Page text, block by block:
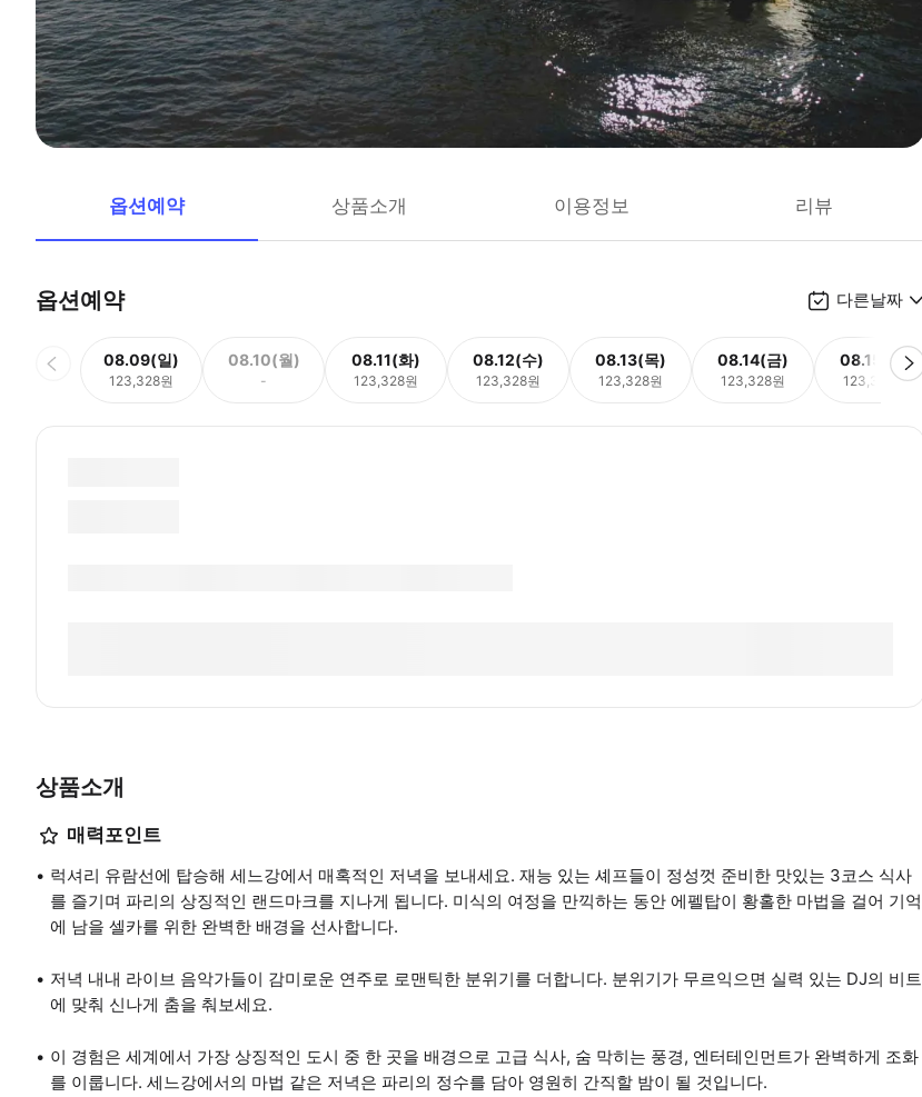
옵션예약 상품소개 이용정보 리뷰
옵션예약 다른날짜
08.09(일)
123,328원
08.10(월)
-
08.11(화)
123,328원
08.12(수)
123,328원
08.13(목)
123,328원
08.14(금)
123,328원
08.15(토)
123,328원
상품소개
매력포인트
럭셔리 유람선에 탑승해 세느강에서 매혹적인 저녁을 보내세요. 재능 있는 셰프들이 정성껏 준비한 맛있는 3코스 식사
를 즐기며 파리의 상징적인 랜드마크를 지나게 됩니다. 미식의 여정을 만끽하는 동안 에펠탑이 황홀한 마법을 걸어 기억
에 남을 셀카를 위한 완벽한 배경을 선사합니다.
저녁 내내 라이브 음악가들이 감미로운 연주로 로맨틱한 분위기를 더합니다. 분위기가 무르익으면 실력 있는 DJ의 비트
에 맞춰 신나게 춤을 춰보세요.
이 경험은 세계에서 가장 상징적인 도시 중 한 곳을 배경으로 고급 식사, 숨 막히는 풍경, 엔터테인먼트가 완벽하게 조화
를 이룹니다. 세느강에서의 마법 같은 저녁은 파리의 정수를 담아 영원히 간직할 밤이 될 것입니다.